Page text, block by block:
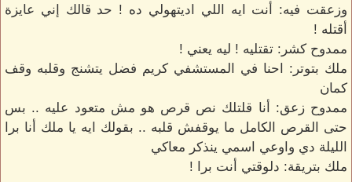
وزعقت فيه: أنت ايه اللي اديتهولي ده ! حد قالك إني عايزة
أقتله !
ممدوح كشر: تقتليه ! ليه يعني !
ملك بتوتر: احنا في المستشفي كريم فضل يتشنج وقلبه وقف
كمان
ممدوح زعق: أنا قلتلك نص قرص هو مش متعود عليه .. بس
حتى القرص الكامل ما يوقفش قلبه .. بقولك ايه يا ملك أنا برا
الليلة دي واوعي اسمي ينذكر معاكي
ملك بتريقة: دلوقتي أنت برا !